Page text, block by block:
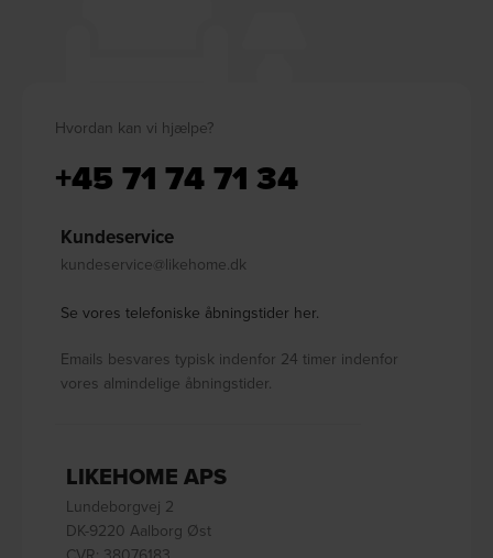
Hvordan kan vi hjælpe?
+45 71 74 71 34
Kundeservice
kundeservice@likehome.dk
Se vores telefoniske åbningstider her.
Emails besvares typisk indenfor 24 timer indenfor
vores almindelige åbningstider.
LIKEHOME APS
Lundeborgvej 2
DK-9220 Aalborg Øst